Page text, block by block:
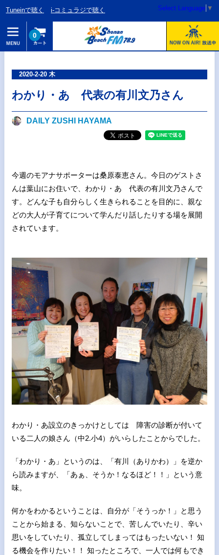
Tuneinで聴く i-コミュラジで聴く Select Language ▼
0
2020-2-20 木
わかり・あ 代表の有川文乃さん
DAILY ZUSHI HAYAMA
今週のモアナサポーターは桑原泰恵さん。今日のゲストさ
んは葉山にお住いで、わかり・あ 代表の有川文乃さんで
す。どんな子も自分らしく生きられることを目的に、親な
どの大人が子育てについて学んだり話したりする場を展開
されています。
わかり・あ設立のきっかけとしては 障害の診断が付いて
いる二人の娘さん（中2.小4）がいらしたことからでした。
「わかり・あ」というのは、「有川（ありかわ）」を逆か
ら読みますが、「あぁ、そうか！なるほど！！」という意
味。
何かをわかるということは、自分が「そうっか！」と思う
ことから始まる、知らないことで、苦しんでいたり、辛い
思いをしていたり、孤立してしまってはもったいない！ 知
る機会を作りたい！！ 知ったところで、一人では何もでき